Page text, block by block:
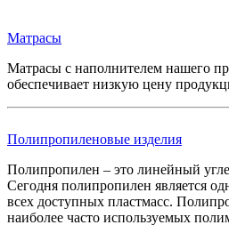
Матрасы
Матрасы с наполнителем нашего
обеспечивает низкую цену
Полипропиленовые изделия
Полипропилен – это линейный
Сегодня полипропилен является
всех доступных пластмасс.
наиболее часто используемых